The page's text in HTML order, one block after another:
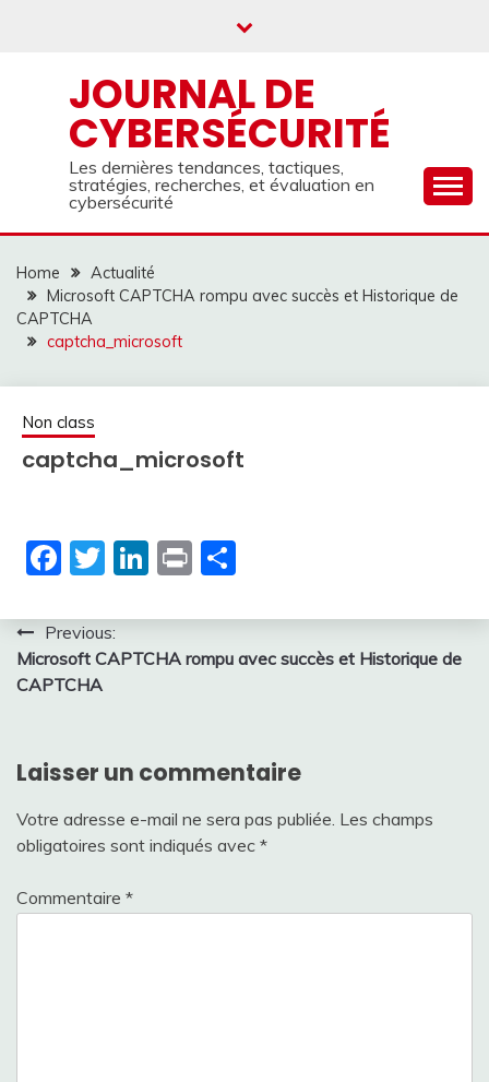
JOURNAL DE
CYBERSÉCURITÉ
Les dernières tendances, tactiques,
stratégies, recherches, et évaluation en
cybersécurité
Home
Actualité
Microsoft CAPTCHA rompu avec succès et Historique de
CAPTCHA
captcha_microsoft
Non class
captcha_microsoft
Facebook
Twitter
LinkedIn
Print
Navigation
de
Previous:
Microsoft CAPTCHA rompu avec succès et Historique de
CAPTCHA
Laisser un commentaire
Votre adresse e-mail ne sera pas publiée. Les champs
obligatoires sont indiqués avec *
Commentaire *